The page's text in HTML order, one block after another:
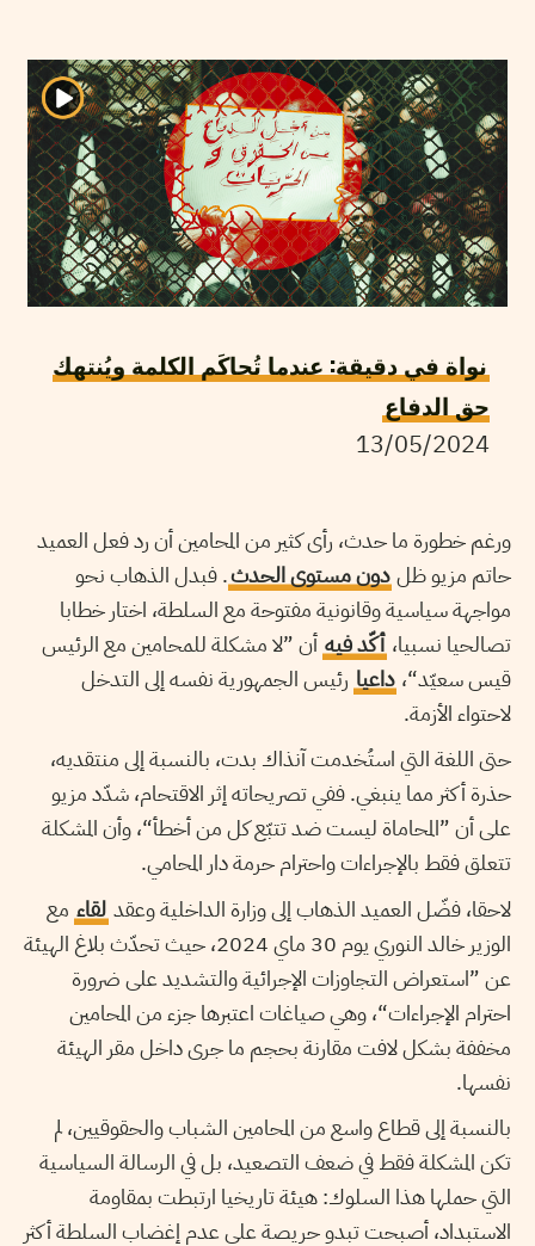
نواة في دقيقة: عندما تُحاكَم الكلمة ويُنتهك
حق الدفاع
13/05/2024
ورغم خطورة ما حدث، رأى كثير من المحامين أن رد فعل العميد
حاتم مزيو ظل دون مستوى الحدث. فبدل الذهاب نحو
مواجهة سياسية وقانونية مفتوحة مع السلطة، اختار خطابا
تصالحيا نسبيا، أكّد فيه أن ”لا مشكلة للمحامين مع الرئيس
قيس سعيّد“، داعيا رئيس الجمهورية نفسه إلى التدخل
لاحتواء الأزمة.
حتى اللغة التي استُخدمت آنذاك بدت، بالنسبة إلى منتقديه،
حذرة أكثر مما ينبغي. ففي تصريحاته إثر الاقتحام، شدّد مزيو
على أن ”المحاماة ليست ضد تتبّع كل من أخطأ“، وأن المشكلة
تتعلق فقط بالإجراءات واحترام حرمة دار المحامي.
لاحقا، فضّل العميد الذهاب إلى وزارة الداخلية وعقد لقاء مع
الوزير خالد النوري يوم 30 ماي 2024، حيث تحدّث بلاغ الهيئة
عن ”استعراض التجاوزات الإجرائية والتشديد على ضرورة
احترام الإجراءات“، وهي صياغات اعتبرها جزء من المحامين
مخففة بشكل لافت مقارنة بحجم ما جرى داخل مقر الهيئة
نفسها.
بالنسبة إلى قطاع واسع من المحامين الشباب والحقوقيين، لم
تكن المشكلة فقط في ضعف التصعيد، بل في الرسالة السياسية
التي حملها هذا السلوك: هيئة تاريخيا ارتبطت بمقاومة
الاستبداد، أصبحت تبدو حريصة على عدم إغضاب السلطة أكثر